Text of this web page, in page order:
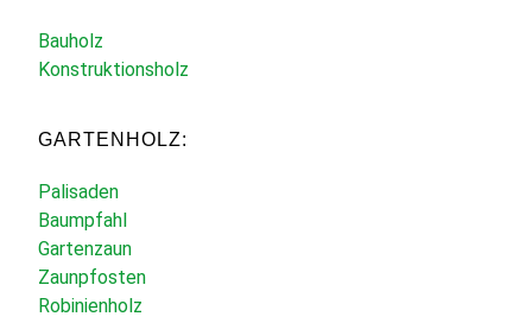
Bauholz
Konstruktionsholz
GARTENHOLZ:
Palisaden
Baumpfahl
Gartenzaun
Zaunpfosten
Robinienholz